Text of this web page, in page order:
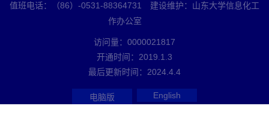
值班电话：（86）-0531-88364731 建设维护：山东大学信息化工
作办公室
访问量： 0000021817
开通时间： 2019 1 3
最后更新时间： 2024 4 4
电脑版 English